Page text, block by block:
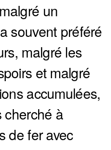
un
souvent préféré
malgré les
et malgré
accumulées,
cherché à
de fer avec